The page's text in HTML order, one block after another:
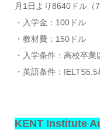
月1日より8640ドル（
・入学金：100ドル
・教材費：150ドル
・入学条件：高校卒業
・英語条件：IELTS5.5
KENT Institute